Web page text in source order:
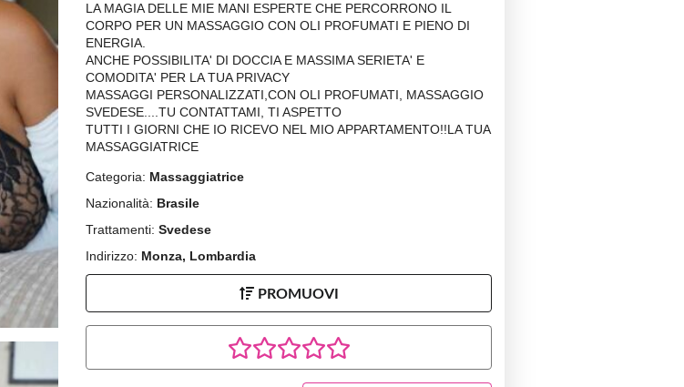
LA MAGIA DELLE MIE MANI ESPERTE CHE PERCORRONO IL
CORPO PER UN MASSAGGIO CON OLI PROFUMATI E PIENO DI
ENERGIA.
ANCHE POSSIBILITA' DI DOCCIA E MASSIMA SERIETA' E
COMODITA' PER LA TUA PRIVACY
MASSAGGI PERSONALIZZATI,CON OLI PROFUMATI, MASSAGGIO
SVEDESE....TU CONTATTAMI, TI ASPETTO
TUTTI I GIORNI CHE IO RICEVO NEL MIO APPARTAMENTO!!LA TUA
MASSAGGIATRICE
Categoria: Massaggiatrice
Nazionalità: Brasile
Trattamenti: Svedese
Indirizzo: Monza, Lombardia
PROMUOVI